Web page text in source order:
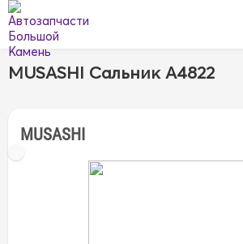
MUSASHI Сальник A4822
MUSASHI